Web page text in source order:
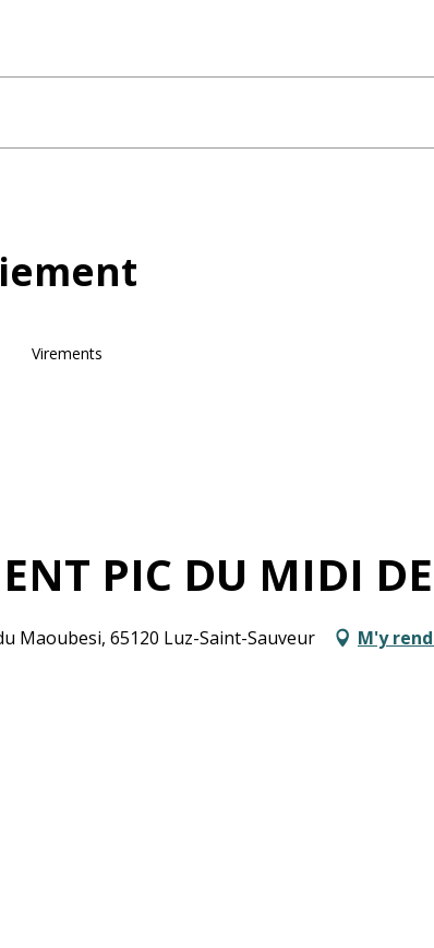
Virements
PIC DU MIDI
Maoubesi, 65120 Luz-Saint-Sauveur M'y